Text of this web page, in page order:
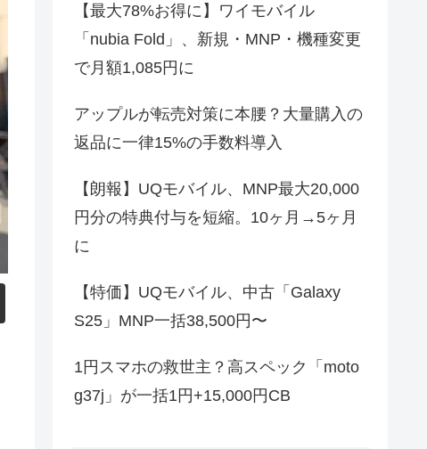
【最大78%お得に】ワイモバイル
「nubia Fold」、新規・MNP・機種変更
で月額1,085円に
アップルが転売対策に本腰？大量購入の
返品に一律15%の手数料導入
【朗報】UQモバイル、MNP最大20,000
円分の特典付与を短縮。10ヶ月→5ヶ月
に
【特価】UQモバイル、中古「Galaxy
S25」MNP一括38,500円〜
1円スマホの救世主？高スペック「moto
g37j」が一括1円+15,000円CB